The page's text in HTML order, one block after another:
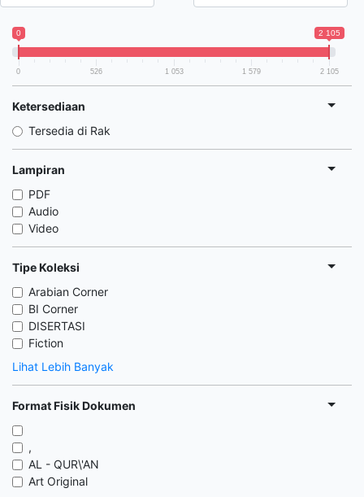
0 2 105
0 526 1 053 1 579 2 105
Ketersediaan
Tersedia di Rak
Lampiran
PDF
Audio
Video
Tipe Koleksi
Arabian Corner
BI Corner
DISERTASI
Fiction
Lihat Lebih Banyak
Format Fisik Dokumen
,
AL - QUR\'AN
Art Original